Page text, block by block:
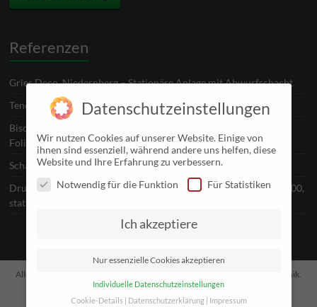
Referenzen
Gries Deco, Niedernberg – Stationäre Anlage mit Abwurfschacht
Tenovo, Hof – Stationäre Presse SHD1600 für Fliesstoffe
Bischof + Klein, Konzell – Stationärer Schneckenverdichter für
Folienkunststoffe SPN11
Schaeffler, Schweinfurt – Bergmann Rollpacker
Druckhaus Weppert, Schweinfurt – Presto Pressanlagen RHD1600,
stationär
Alle Rechte vorbehalten © 2026 Hauck Presscontainer & Entsorgungstechnik.
Unterstützt vonAgentur Ledermann
Impressum
Datenschutz Haftungsausschluss Links
Datenschutzeinstellungen
Wir nutzen Cookies auf unserer Website. Einige von
ihnen sind essenziell, während andere uns helfen, diese
Website und Ihre Erfahrung zu verbessern.
Notwendig für die Funktion
Für Statistiken
Ich akzeptiere
Nur essenzielle Cookies akzeptieren
Individuelle Datenschutzeinstellungen
Cookie-Details
Datenschutzerklärung Impressum